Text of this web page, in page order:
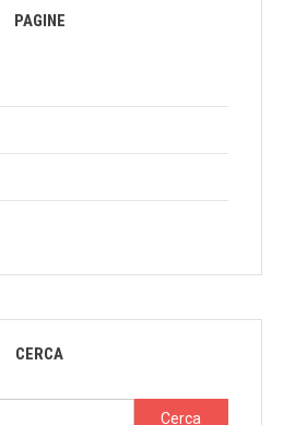
PAGINE
CERCA
Ricerca